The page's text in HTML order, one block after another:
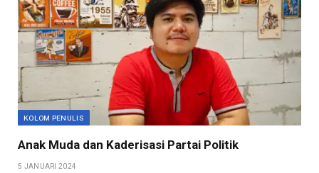
KOLOM PENULIS
Anak Muda dan Kaderisasi Partai Politik
5 JANUARI 2024